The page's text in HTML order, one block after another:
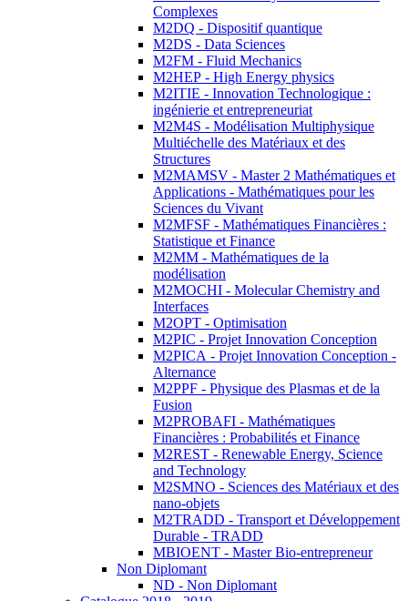
Complexes
M2DQ - Dispositif quantique
M2DS - Data Sciences
M2FM - Fluid Mechanics
M2HEP - High Energy physics
M2ITIE - Innovation Technologique :
ingénierie et entrepreneuriat
M2M4S - Modélisation Multiphysique
Multiéchelle des Matériaux et des
Structures
M2MAMSV - Master 2 Mathématiques et
Applications - Mathématiques pour les
Sciences du Vivant
M2MFSF - Mathématiques Financières :
Statistique et Finance
M2MM - Mathématiques de la
modélisation
M2MOCHI - Molecular Chemistry and
Interfaces
M2OPT - Optimisation
M2PIC - Projet Innovation Conception
M2PICA - Projet Innovation Conception -
Alternance
M2PPF - Physique des Plasmas et de la
Fusion
M2PROBAFI - Mathématiques
Financières : Probabilités et Finance
M2REST - Renewable Energy, Science
and Technology
M2SMNO - Sciences des Matériaux et des
nano-objets
M2TRADD - Transport et Développement
Durable - TRADD
MBIOENT - Master Bio-entrepreneur
Non Diplomant
ND - Non Diplomant